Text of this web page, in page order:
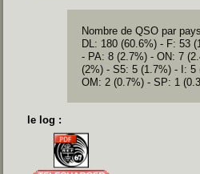
Nombre de QSO par
DL: 180 (60.6%) - F: 53
- PA: 8 (2.7%) -ON: 7
(2%) -S5: 5 (1.7%) - I: 5
OM: 2 (0.7%) -SP: 1
le log :